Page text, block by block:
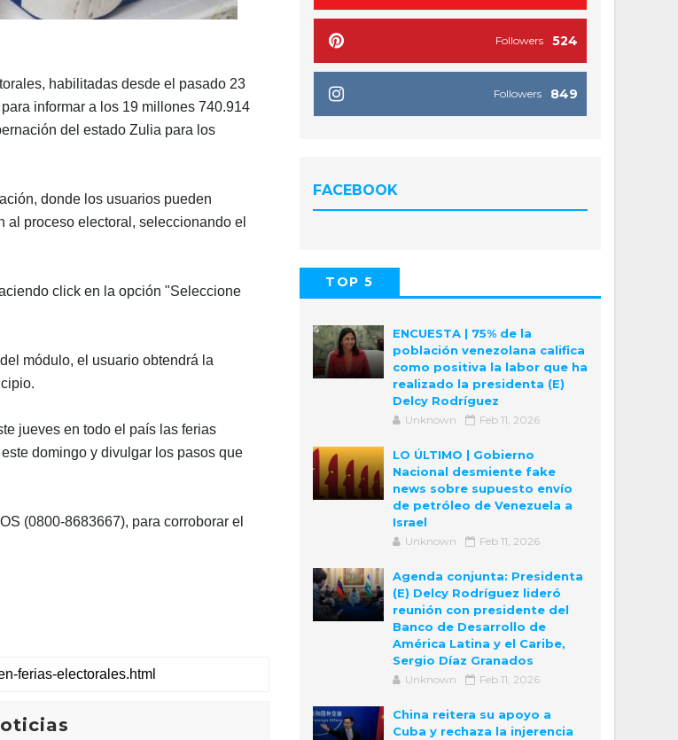
habilitadas desde el pasado 23
informar a los 19 millones 740.914
del estado Zulia para los
donde los usuarios pueden
proceso electoral, seleccionando el
click en la opción "Seleccione
módulo, el usuario obtendrá la
jueves en todo el país las ferias
domingo y divulgar los pasos que
(0800-8683667), para corroborar el
524
Followers
849
Followers
FACEBOOK
TOP 5
ENCUESTA | 75% de la
población venezolana califica
como positiva la labor que ha
realizado la presidenta (E)
Delcy Rodríguez
Unknown Feb 11, 2026
LO ÚLTIMO | Gobierno
Nacional desmiente fake
news sobre supuesto envío
de petróleo de Venezuela a
Israel
Unknown Feb 11, 2026
Agenda conjunta: Presidenta
(E) Delcy Rodríguez lideró
reunión con presidente del
Banco de Desarrollo de
América Latina y el Caribe,
Sergio Díaz Granados
Unknown Feb 11, 2026
China reitera su apoyo a
Cuba y rechaza la injerencia